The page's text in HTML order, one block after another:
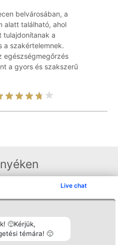
Live chat
🙂Kérjük,
témára! 🙂
belvárosában, a
alatt található, ahol
tulajdonítanak a
a szakértelemnek.
egészségmegőrzés
a gyors és szakszerű
Elérhetőség